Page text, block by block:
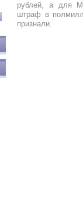
рублей, а для
штраф в
признали.